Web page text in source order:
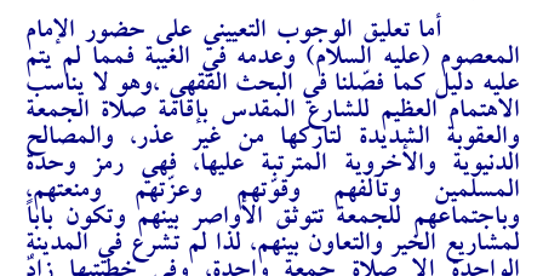
أما تعليق الوجوب التعييني على حضور الإمام
المعصوم (عليه السلام) وعدمه في الغيبة فمما لم يتم
عليه دليل كما فصّلنا في البحث الفقهي ،وهو لا يناسب
الاهتمام العظيم للشارع المقدس بإقامة صلاة الجمعة
والعقوبة الشديدة لتاركها من غير عذر، والمصالح
الدنيوية والأخروية المترتبة عليها، فهي رمز وحدة
المسلمين وتآلفهم وقوّتهم وعزّتهم ومنعتهم،
وباجتماعهم للجمعة تتوثق الأواصر بينهم وتكون باباً
لمشاريع الخير والتعاون بينهم، لذا لم تشرع في المدينة